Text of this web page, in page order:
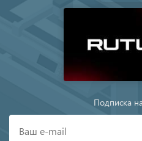
Подписка
Ваш e-mail